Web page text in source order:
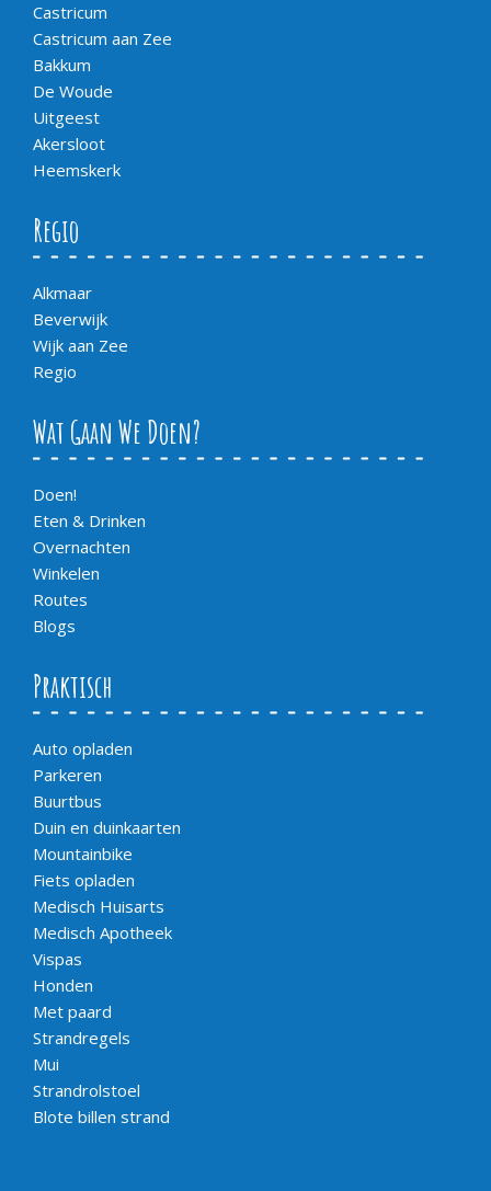
Castricum
Castricum aan Zee
Bakkum
De Woude
Uitgeest
Akersloot
Heemskerk
Regio
Alkmaar
Beverwijk
Wijk aan Zee
Regio
Wat Gaan We Doen?
Doen!
Eten & Drinken
Overnachten
Winkelen
Routes
Blogs
Praktisch
Auto opladen
Parkeren
Buurtbus
Duin en duinkaarten
Mountainbike
Fiets opladen
Medisch Huisarts
Medisch Apotheek
Vispas
Honden
Met paard
Strandregels
Mui
Strandrolstoel
Blote billen strand